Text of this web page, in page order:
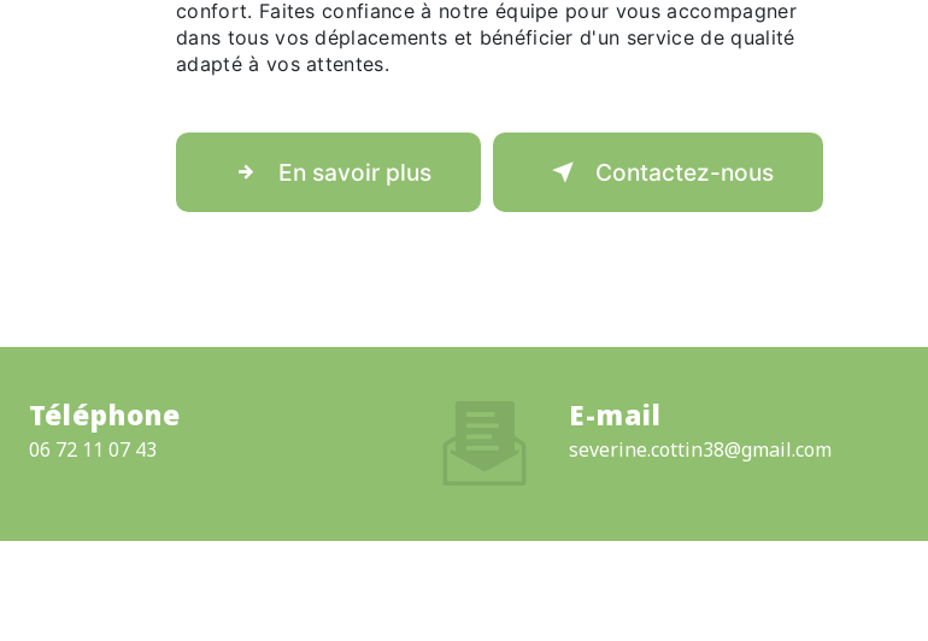
confort. Faites confiance à notre équipe pour vous accompagner
dans tous vos déplacements et bénéficier d'un service de qualité
adapté à vos attentes.
En savoir plus Contactez-nous
Téléphone
06 72 11 07 43
E-mail
severine.cottin38@gmail.com